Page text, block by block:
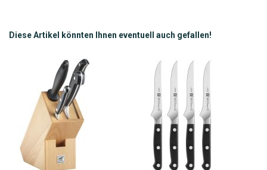
Diese Artikel könnten Ihnen eventuell auch gefallen!